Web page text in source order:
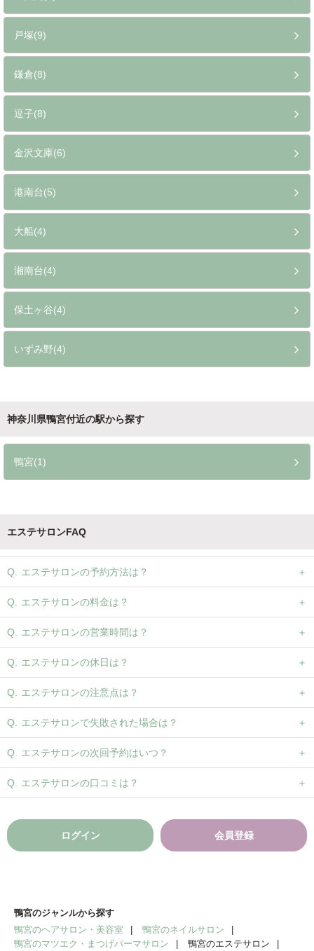
戸塚(9)
鎌倉(8)
逗子(8)
金沢文庫(6)
港南台(5)
大船(4)
湘南台(4)
保土ヶ谷(4)
いずみ野(4)
神奈川県鴨宮付近の駅から探す
鴨宮(1)
エステサロンFAQ
エステサロンの予約方法は？
エステサロンの料金は？
エステサロンの営業時間は？
エステサロンの休日は？
エステサロンの注意点は？
エステサロンで失敗された場合は？
エステサロンの次回予約はいつ？
エステサロンの口コミは？
ログイン 会員登録
鴨宮のジャンルから探す
鴨宮のヘアサロン・美容室
鴨宮のネイルサロン
鴨宮のマツエク・まつげパーマサロン
鴨宮のエステサロン